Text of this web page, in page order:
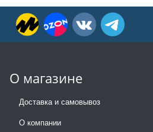
О магазине
Доставка и самовывоз
О компании